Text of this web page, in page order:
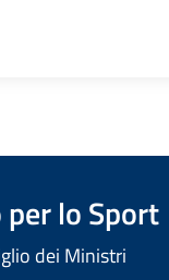
lo Sport
dei Ministri